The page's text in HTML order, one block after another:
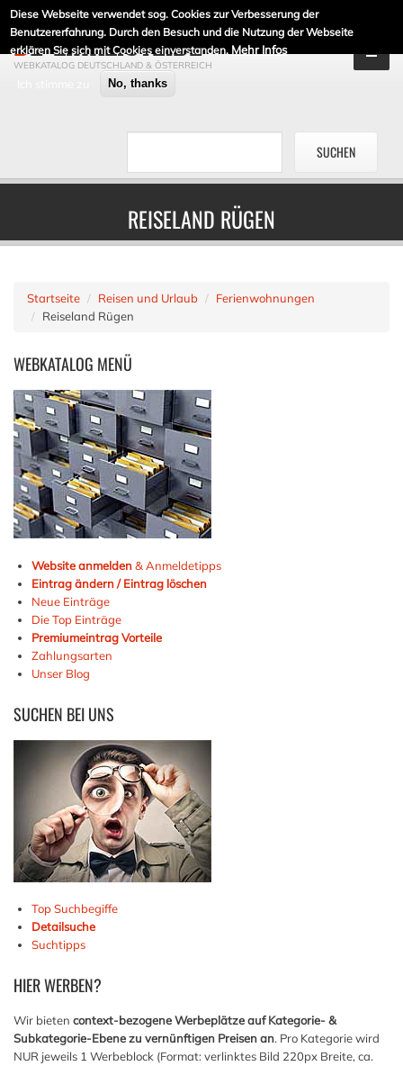
Diese Webseite verwendet sog. Cookies zur Verbesserung der
Benutzererfahrung. Durch den Besuch und die Nutzung der Webseite
erklären Sie sich mit Cookies einverstanden. Mehr Infos
No, thanks
DE-LINKLISTE.DE
WEBKATALOG DEUTSCHLAND & ÖSTERREICH
REISELAND RÜGEN
Startseite Reisen und Urlaub
Ferienwohnungen
Reiseland Rügen
WEBKATALOG MENÜ
Website anmelden& Anmeldetipps
Eintrag ändern / Eintrag löschen
Neue Einträge
Die Top Einträge
Premiumeintrag Vorteile
Zahlungsarten
Unser Blog
SUCHEN BEI UNS
Top Suchbegiffe
Detailsuche
Suchtipps
HIERWERBEN?
Wir bieten context-bezogene Werbeplätze auf Kategorie- &
Subkategorie-Ebene zu vernünftigen Preisen an. Pro Kategorie wird
NUR jeweils 1 Werbeblock (Format: verlinktes Bild 220px Breite, ca.